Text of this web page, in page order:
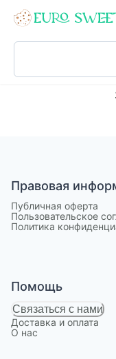
Правовая
Публичная оферта
Пользовательское
Политика
Помощь
Связаться с нами
Доставка и оплата
О нас